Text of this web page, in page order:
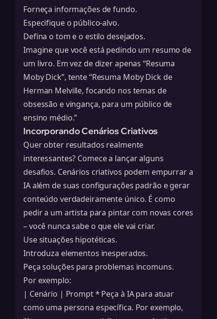
Forneça informações de fundo.
Especifique o público-alvo.
Defina o tom e o estilo desejados.
Imagine que você está pedindo um resumo de
um livro. Em vez de dizer apenas “Resuma
Moby Dick”, tente “Resuma Moby Dick de
Herman Melville, focando nos temas de
obsessão e vingança, para um público de
ensino médio.”
Incorporando Cenários Criativos
Quer obter resultados realmente
interessantes? Comece a lançar alguns
desafios. Cenários criativos podem empurrar a
IA além de suas configurações padrão e gerar
conteúdo verdadeiramente único. É como
pedir a um artista para pintar com novas cores
– você nunca sabe o que ele vai criar.
Use situações hipotéticas.
Introduza elementos inesperados.
Peça soluções para problemas incomuns.
Por exemplo:
| Cenário | Prompt * Peça à IA para atuar
como uma persona específica. Por exemplo,